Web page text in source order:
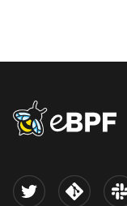
eBPF logo
Twitter Kernel